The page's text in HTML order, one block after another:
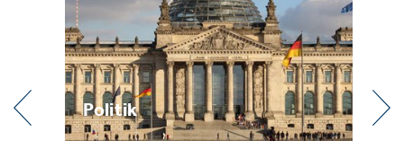
Politik